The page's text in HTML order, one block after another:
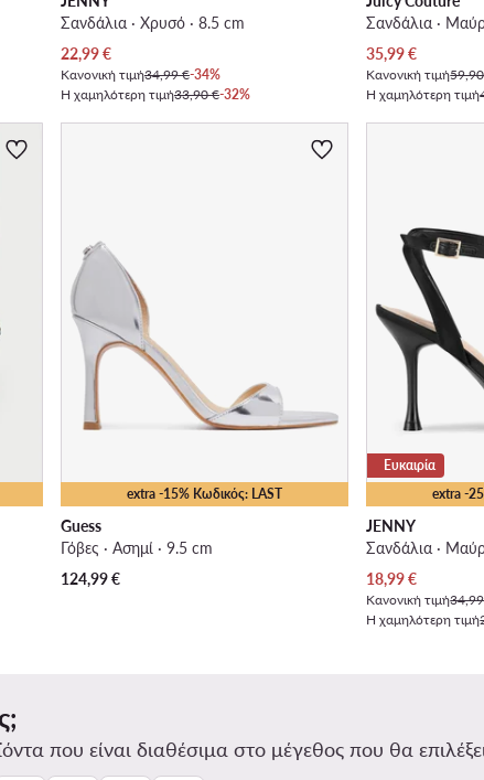
Σανδάλια · Χρυσό · 8.5 cm
Τρέχουσα τιμή
22,99€
Κανονική τιμή34,99 €-34%
Η χαμηλότερη τιμή33,90 €-32%
Σανδάλια ·
Τρέχουσα τιμή
35,99€
Κανονική τιμή
Η χαμηλότερη τιμή
extra -15% Κωδικός: LAST
Guess
Γόβες · Ασημί · 9.5 cm
124,99€
extra -
Ευκαιρία
JENNY
Σανδάλια ·
Τρέχουσα τιμή
18,99€
Κανονική τιμή
Η χαμηλότερη τιμή
που είναι διαθέσιμα στο μέγεθος που θα